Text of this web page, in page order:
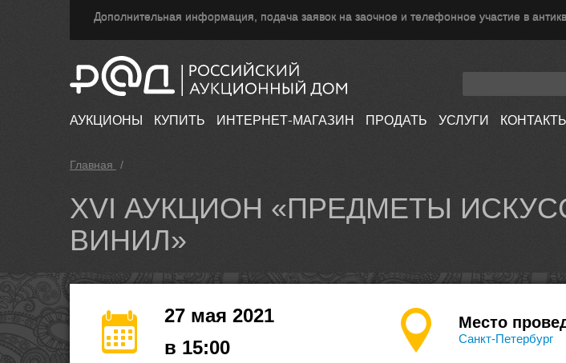
Дополнительная информация, подача заявок на заочное и телефонное участие в
АУКЦИОНЫ КУПИТЬ ИНТЕРНЕТ-МАГАЗИН ПРОДАТЬ УСЛУГИ
Главная /
XVI АУКЦИОН «ПРЕДМЕТЫ
ВИНИЛ»
27 мая 2021
в 15:00
Место
Санкт-Петербург